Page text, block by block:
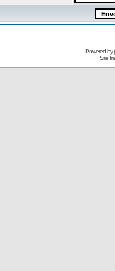
Powered by
Site